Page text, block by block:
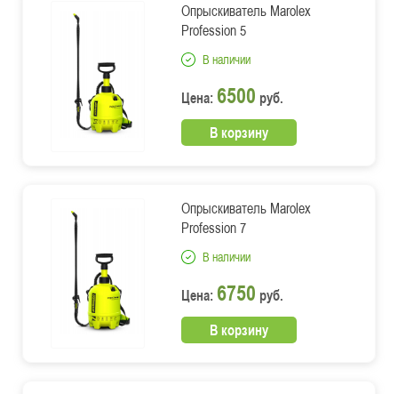
Опрыскиватель Marolex
Profession 5
В наличии
Цена: 6500 руб.
В корзину
Опрыскиватель Marolex
Profession 7
В наличии
Цена: 6750 руб.
В корзину